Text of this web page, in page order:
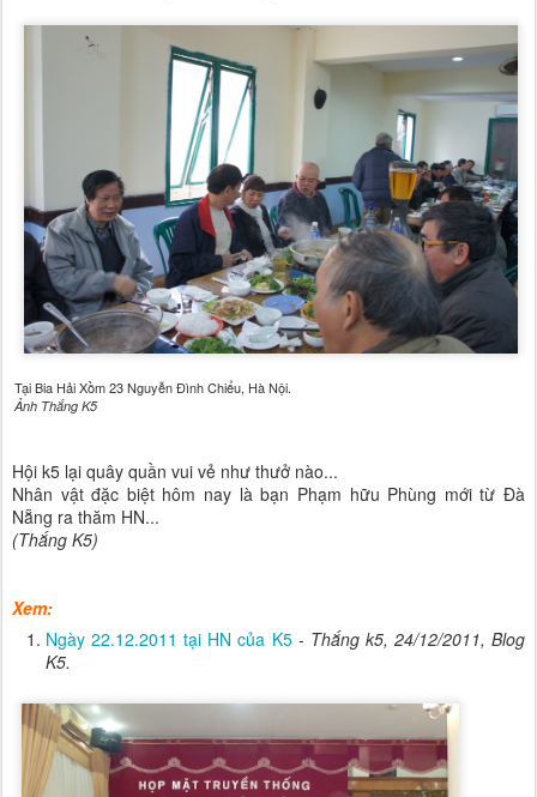
Tại Bia Hải Xồm 23 Nguyễn Đình Chiểu, Hà Nội.
Ảnh Thắng K5
Hội k5 lại quây quần vui vẻ như thưở nào...
Nhân vật đặc biệt hôm nay là bạn Phạm hữu Phùng mới từ Đà
Nẵng ra thăm HN...
(Thắng K5)
Xem:
Ngày 22.12.2011 tại HN của K5 - Thắng k5, 24/12/2011, Blog
K5.